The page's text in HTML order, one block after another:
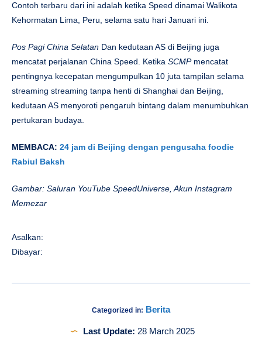
Contoh terbaru dari ini adalah ketika Speed ​​dinamai Walikota
Kehormatan Lima, Peru, selama satu hari Januari ini.
Pos Pagi China Selatan Dan kedutaan AS di Beijing juga
mencatat perjalanan China Speed. Ketika SCMPmencatat
pentingnya kecepatan mengumpulkan 10 juta tampilan selama
streaming streaming tanpa henti di Shanghai dan Beijing,
kedutaan AS menyoroti pengaruh bintang dalam menumbuhkan
pertukaran budaya.
MEMBACA: 24 jam di Beijing dengan pengusaha foodie
Rabiul Baksh
Gambar: Saluran YouTube SpeedUniverse, Akun Instagram
Memezar
Asalkan:
Dibayar:
Categorized in: Berita
Last Update: 28 March 2025